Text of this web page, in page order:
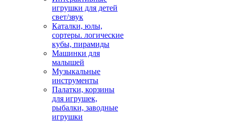
игрушки для детей
свет/звук
Каталки, юлы,
сортеры. логические
кубы, пирамиды
Машинки для
малышей
Музыкальные
инструменты
Палатки, корзины
для игрушек,
рыбалки, заводные
игрушки